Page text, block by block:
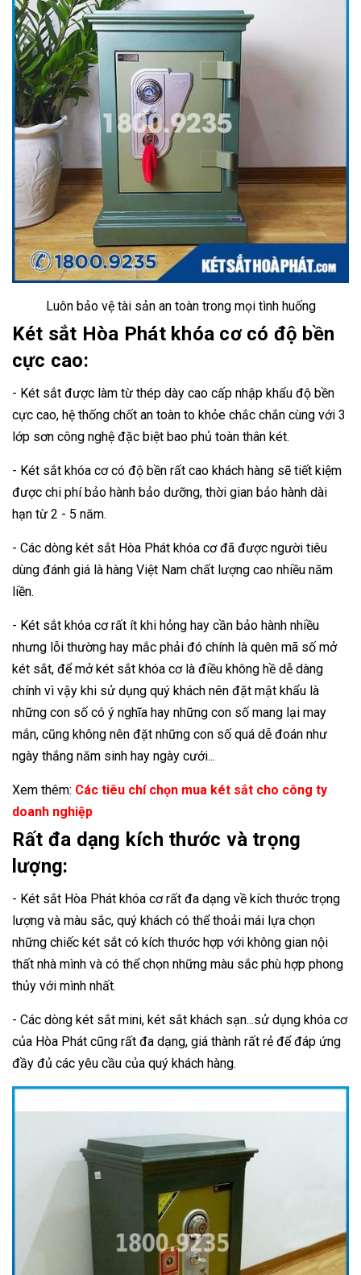
Luôn bảo vệ tài sản an toàn trong mọi tình huống
Két sắt Hòa Phát khóa cơ có độ bền
cực cao:
- Két sắt được làm từ thép dày cao cấp nhập khẩu độ bền
cực cao, hệ thống chốt an toàn to khỏe chắc chắn cùng với 3
lớp sơn công nghệ đặc biệt bao phủ toàn thân két.
- Két sắt khóa cơ có độ bền rất cao khách hàng sẽ tiết kiệm
được chi phí bảo hành bảo dưỡng, thời gian bảo hành dài
hạn từ 2 - 5 năm.
- Các dòng két sắt Hòa Phát khóa cơ đã được người tiêu
dùng đánh giá là hàng Việt Nam chất lượng cao nhiều năm
liền.
- Két sắt khóa cơ rất ít khi hỏng hay cần bảo hành nhiều
nhưng lỗi thường hay mắc phải đó chính là quên mã số mở
két sắt, để mở két sắt khóa cơ là điều không hề dễ dàng
chính vì vậy khi sử dụng quý khách nên đặt mật khẩu là
những con số có ý nghĩa hay những con số mang lại may
mắn, cũng không nên đặt những con số quá dễ đoán như
ngày thắng năm sinh hay ngày cưới...
Xem thêm: Các tiêu chí chọn mua két sắt cho công ty
doanh nghiệp
Rất đa dạng kích thước và trọng
lượng:
- Két sắt Hòa Phát khóa cơ rất đa dạng về kích thước trọng
lượng và màu sắc, quý khách có thể thoải mái lựa chọn
những chiếc két sắt có kích thước hợp với không gian nội
thất nhà mình và có thể chọn những màu sắc phù hợp phong
thủy với mình nhất.
- Các dòng két sắt mini, két sắt khách sạn...sử dụng khóa cơ
của Hòa Phát cũng rất đa dạng, giá thành rất rẻ để đáp ứng
đầy đủ các yêu cầu của quý khách hàng.